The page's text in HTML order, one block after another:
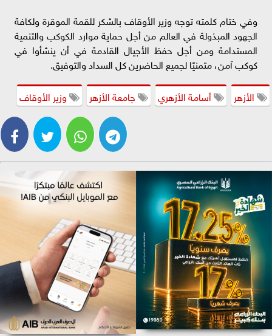
وفي ختام كلمته توجه وزير الأوقاف بالشكر للقمة الموقرة ولكافة
الجهود المبذولة في العالم من أجل حماية موارد الكوكب والتنمية
المستدامة ومن أجل حفظ الأجيال القادمة في أن ينشأوا في
كوكب آمن، متمنيًا لجميع الحاضرين كل السداد والتوفيق.
الأزهر
أسامة الأزهري جامعة الأزهر وزير الأوقاف